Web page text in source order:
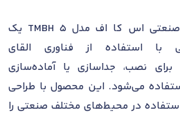
گرم‌کن القایی قابل حمل صنعتی اس کا اف مدل TMBH 5 یک
با استفاده از فناوری القای
نصب، جداسازی یا آماده‌سازی
می‌شود. این محصول با طراحی
در محیط‌های مختلف صنعتی را